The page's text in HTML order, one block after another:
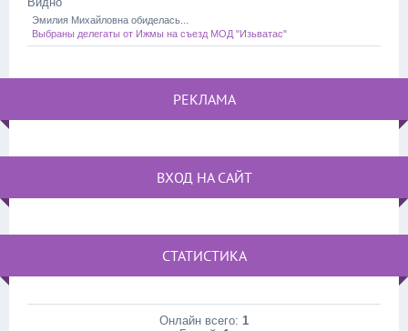
Эмилия Михайловна обиделась...
Выбраны делегаты от Ижмы на съезд МОД "Изьватас"
РЕКЛАМА
ВХОД НА САЙТ
СТАТИСТИКА
Онлайн всего: 1